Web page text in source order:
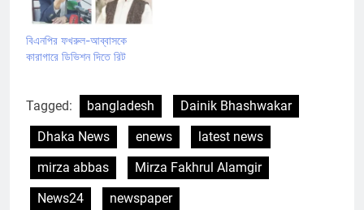
বেঞ্চ আজ মঙ্গলবার রুলসহ জামিন
মঞ্জুর করেন।…
বিএনপির ফখরুল-আব্বাসকে
কারাগারে ডিভিশন দিতে রিট
Tagged: bangladesh
Dainik Bhashwakar
Dhaka News
enews
latest news
mirza abbas
Mirza Fakhrul Alamgir
News24
newspaper